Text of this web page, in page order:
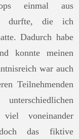
einmal aus
durfte, die ich
Dadurch habe
konnte meinen
war auch
Teilnehmenden
voneinander
das fiktive